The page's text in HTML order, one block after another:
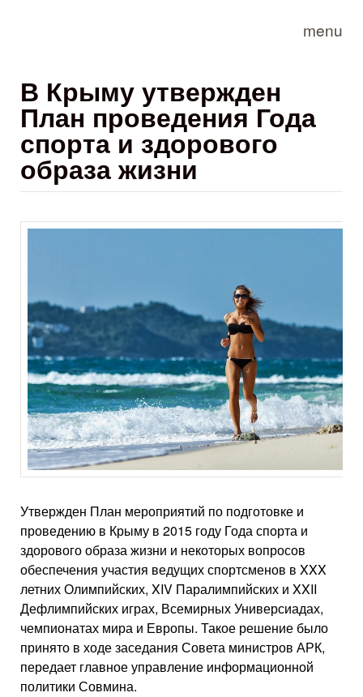
menu
В Крыму утвержден
План проведения Года
спорта и здорового
образа жизни
Утвержден План мероприятий по подготовке и
проведению в Крыму в 2015 году Года спорта и
здорового образа жизни и некоторых вопросов
обеспечения участия ведущих спортсменов в XXX
летних Олимпийских, XIV Паралимпийских и XXII
Дефлимпийских играх, Всемирных Универсиадах,
чемпионатах мира и Европы. Такое решение было
принято в ходе заседания Совета министров АРК,
передает главное управление информационной
политики Совмина.